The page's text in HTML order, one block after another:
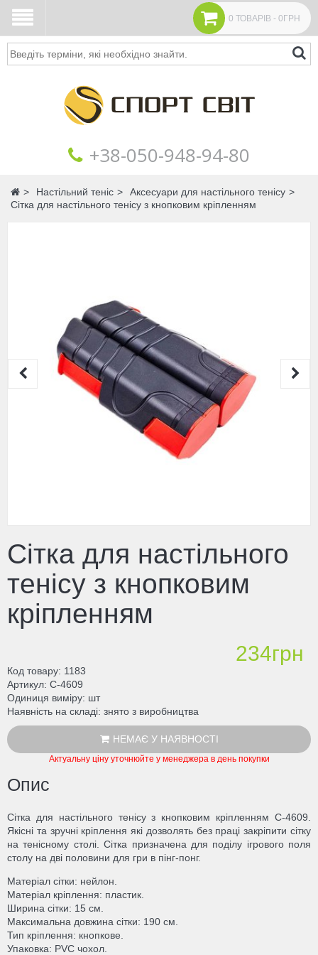
0 ТОВАРІВ - 0ГРН
Пошук
+38‎‎-050-948-94-80
Головна
Настільний теніс
Аксесуари для настільного тенісу
Сітка для настільного тенісу з кнопковим кріпленням
Сітка для настільного
тенісу з кнопковим
кріпленням
234грн
Код товару 1183
Артикул C-4609
Одиниця виміру шт
Наявність на складі знято з виробництва
НЕМАЄ У НАЯВНОСТІ
Актуальну ціну уточнюйте у менеджера в день покупки
Опис
Сітка для настільного тенісу з кнопковим кріпленням C-4609.
Якісні та зручні кріплення які дозволять без праці закріпити сітку
на тенісному столі. Сітка призначена для поділу ігрового поля
столу на дві половини для гри в пінг-понг.
Матеріал сітки: нейлон.
Матеріал кріплення: пластик.
Ширина сітки: 15 см.
Максимальна довжина сітки: 190 см.
Тип кріплення: кнопкове.
Упаковка: PVC чохол.